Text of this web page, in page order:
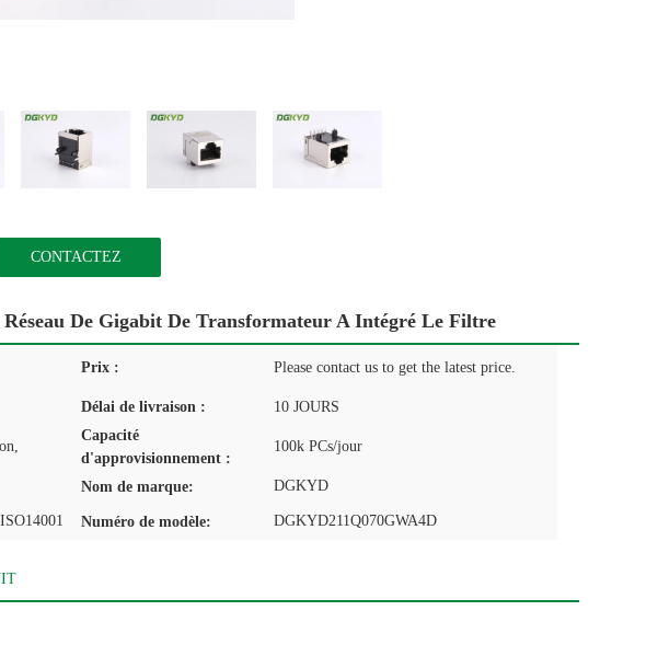
CONTACTEZ
De Gigabit De Transformateur A Intégré Le Filtre
Prix : Please contact us to get the latest price.
Délai de livraison : 10 JOURS
Capacité
d'approvisionnement :
100k PCs/jour
Nom de marque: DGKYD
Numéro de modèle: DGKYD211Q070GWA4D